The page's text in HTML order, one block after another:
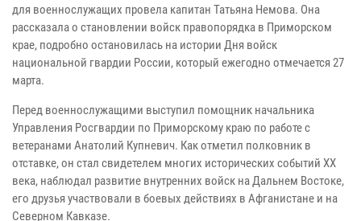
для военнослужащих провела капитан Татьяна Немова. Она
рассказала о становлении войск правопорядка в Приморском
крае, подробно остановилась на истории Дня войск
национальной гвардии России, который ежегодно отмечается 27
марта.
Перед военнослужащими выступил помощник начальника
Управления Росгвардии по Приморскому краю по работе с
ветеранами Анатолий Купневич. Как отметил полковник в
отставке, он стал свидетелем многих исторических событий XX
века, наблюдал развитие внутренних войск на Дальнем Востоке,
его друзья участвовали в боевых действиях в Афганистане и на
Северном Кавказе.